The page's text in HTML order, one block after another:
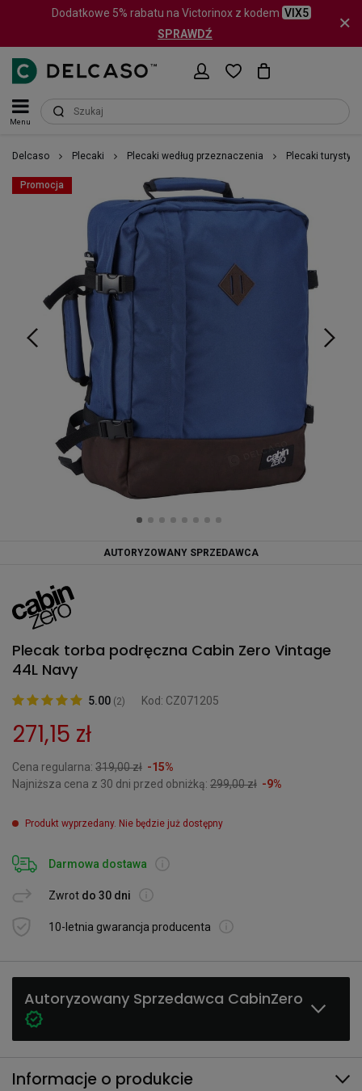
Dodatkowe 5% rabatu na Victorinox z kodem VIX5
SPRAWDŹ
Menu
Delcaso Plecaki Plecaki według przeznaczenia Plecaki
Promocja
AUTORYZOWANY SPRZEDAWCA
Plecak torba podręczna Cabin Zero Vintage
44L Navy
5.00 (2) Kod: CZ071205
271,15 zł
Cena regularna: 319,00 zł -15%
Najniższa cena z 30 dni przed obniżką: 299,00 zł -9%
Produkt wyprzedany. Nie będzie już dostępny
Darmowa dostawa
Zwrot do 30 dni
10-letnia gwarancja producenta
Autoryzowany Sprzedawca CabinZero
Informacje o produkcie